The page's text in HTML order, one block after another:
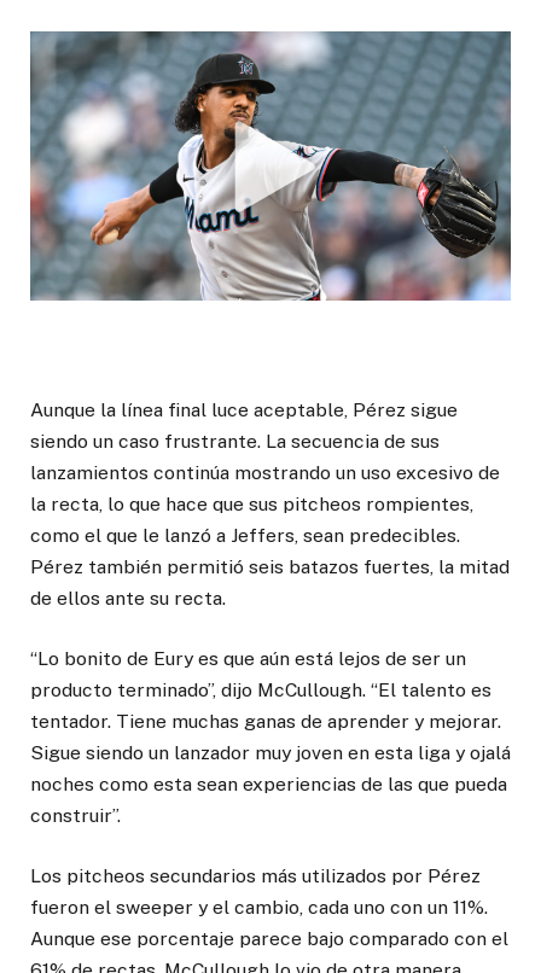
Aunque la línea final luce aceptable, Pérez sigue
siendo un caso frustrante. La secuencia de sus
lanzamientos continúa mostrando un uso excesivo de
la recta, lo que hace que sus pitcheos rompientes,
como el que le lanzó a Jeffers, sean predecibles.
Pérez también permitió seis batazos fuertes, la mitad
de ellos ante su recta.
“Lo bonito de Eury es que aún está lejos de ser un
producto terminado”, dijo McCullough. “El talento es
tentador. Tiene muchas ganas de aprender y mejorar.
Sigue siendo un lanzador muy joven en esta liga y ojalá
noches como esta sean experiencias de las que pueda
construir”.
Los pitcheos secundarios más utilizados por Pérez
fueron el sweeper y el cambio, cada uno con un 11%.
Aunque ese porcentaje parece bajo comparado con el